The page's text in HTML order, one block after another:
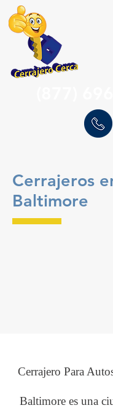
Cerrajeros
Baltimore
Cerrajero Para
Baltimore es una